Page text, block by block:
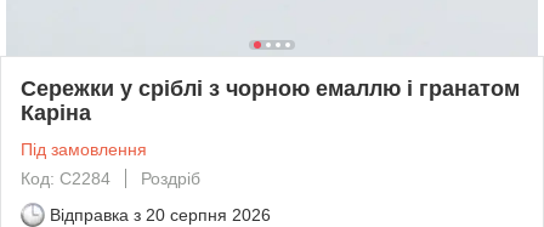
Сережки у сріблі з чорною емаллю і гранатом
Каріна
Під замовлення
Код: С2284
Роздріб
Відправка з 20 серпня 2026